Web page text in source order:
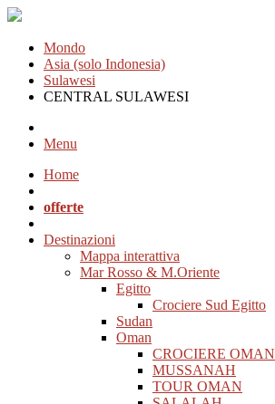
Mondo
Asia (solo Indonesia)
Sulawesi
CENTRAL SULAWESI
Menu
Home
offerte
Destinazioni
Mappa interattiva
Mar Rosso & M.Oriente
Egitto
Crociere Sud Egitto
Sudan
Oman
CROCIERE OMAN
MUSSANAH
TOUR OMAN